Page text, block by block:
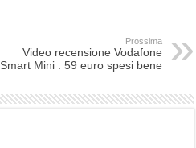
Prossima
Video recensione Vodafone
Smart Mini : 59 euro spesi bene